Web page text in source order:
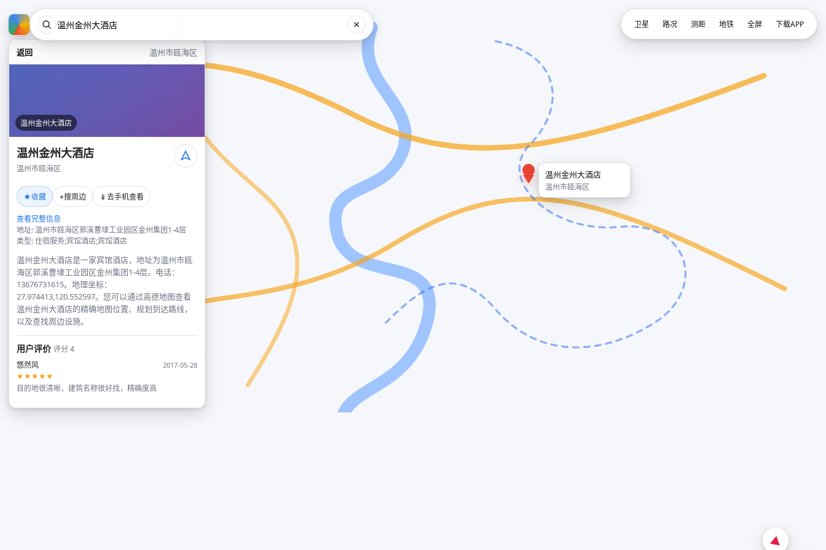
返回 温州市瓯海区
温州金州大酒店
温州金州大酒店
温州市瓯海区
★收藏 ⌖搜周边 📱 去手机查看
查看完整信息
地址: 温州市瓯海区郭溪曹埭工业园区金州集团1-4层
类型: 住宿服务;宾馆酒店;宾馆酒店
温州金州大酒店是一家宾馆酒店，地址为温州市瓯
海区郭溪曹埭工业园区金州集团1-4层。电话：
13676731615。地理坐标：
27.974413,120.552597。您可以通过高德地图查看
温州金州大酒店的精确地图位置、规划到达路线，
以及查找周边设施。
用户评价评分 4
悠然风
2017-05-28
★★★★★
目的地很清晰，建筑名称很好找，精确度高
温州金州大酒店
温州市瓯海区
卫星 路况 测距 地铁 全屏 下载APP